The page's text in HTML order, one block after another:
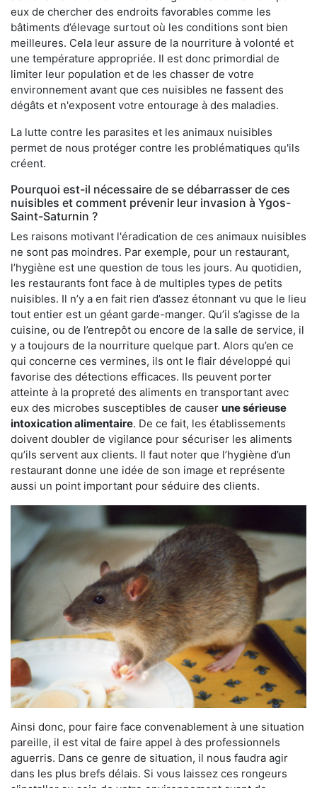
eux de chercher des endroits favorables comme les
bâtiments d’élevage surtout où les conditions sont bien
meilleures. Cela leur assure de la nourriture à volonté et
une température appropriée. Il est donc primordial de
limiter leur population et de les chasser de votre
environnement avant que ces nuisibles ne fassent des
dégâts et n'exposent votre entourage à des maladies.
La lutte contre les parasites et les animaux nuisibles
permet de nous protéger contre les problématiques qu'ils
créent.
Pourquoi est-il nécessaire de se débarrasser de ces
nuisibles et comment prévenir leur invasion à Ygos-
Saint-Saturnin ?
Les raisons motivant l'éradication de ces animaux nuisibles
ne sont pas moindres. Par exemple, pour un restaurant,
l’hygiène est une question de tous les jours. Au quotidien,
les restaurants font face à de multiples types de petits
nuisibles. Il n’y a en fait rien d’assez étonnant vu que le lieu
tout entier est un géant garde-manger. Qu’il s’agisse de la
cuisine, ou de l’entrepôt ou encore de la salle de service, il
y a toujours de la nourriture quelque part. Alors qu’en ce
qui concerne ces vermines, ils ont le flair développé qui
favorise des détections efficaces. Ils peuvent porter
atteinte à la propreté des aliments en transportant avec
eux des microbes susceptibles de causer une sérieuse
intoxication alimentaire. De ce fait, les établissements
doivent doubler de vigilance pour sécuriser les aliments
qu’ils servent aux clients. Il faut noter que l’hygiène d’un
restaurant donne une idée de son image et représente
aussi un point important pour séduire des clients.
Ainsi donc, pour faire face convenablement à une situation
pareille, il est vital de faire appel à des professionnels
aguerris. Dans ce genre de situation, il nous faudra agir
dans les plus brefs délais. Si vous laissez ces rongeurs